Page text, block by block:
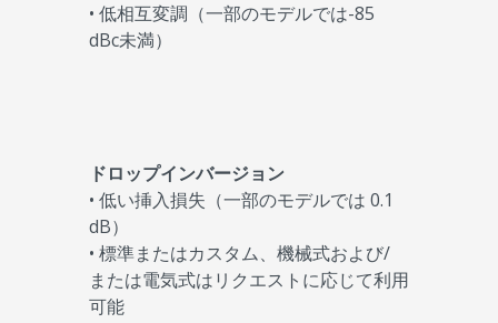
• 低相互変調（一部のモデルでは-85
dBc未満）
ドロップインバージョン
• 低い挿入損失（一部のモデルでは 0.1
dB）
• 標準またはカスタム、機械式および/
または電気式はリクエストに応じて利用
可能